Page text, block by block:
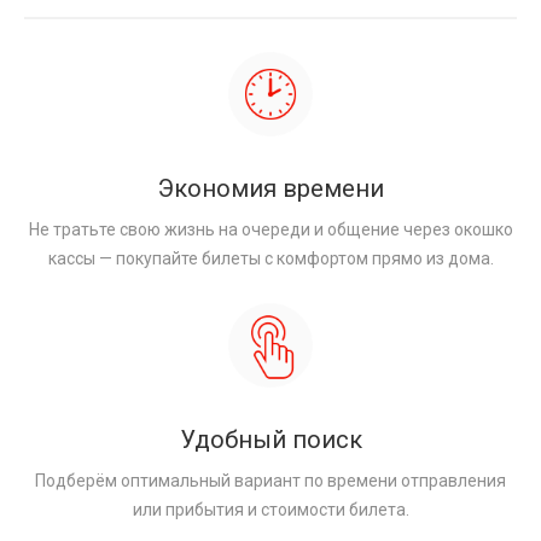
Экономия времени
Не тратьте свою жизнь на очереди и общение через окошко
кассы — покупайте билеты с комфортом прямо из дома.
Удобный поиск
Подберём оптимальный вариант по времени отправления
или прибытия и стоимости билета.